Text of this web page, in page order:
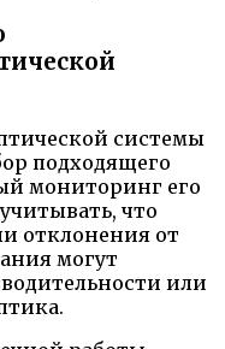
системы
подходящего
мониторинг его
что
отклонения от
могут
или